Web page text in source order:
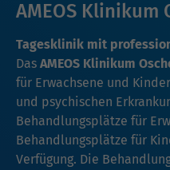
AMEOS Klinikum
Tagesklinik mit
Das AMEOS Klinikum
für Erwachsene und
und psychischen
Behandlungsplätze für
Behandlungsplätze für
Verfügung. Die